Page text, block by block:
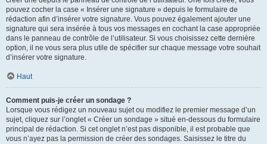
pouvez cocher la case « Insérer une signature » depuis le formulaire de
rédaction afin d’insérer votre signature. Vous pouvez également ajouter une
signature qui sera insérée à tous vos messages en cochant la case appropriée
dans le panneau de contrôle de l’utilisateur. Si vous choisissez cette dernière
option, il ne vous sera plus utile de spécifier sur chaque message votre souhait
d’insérer votre signature.
Haut
Comment puis-je créer un sondage ?
Lorsque vous rédigez un nouveau sujet ou modifiez le premier message d’un
sujet, cliquez sur l’onglet « Créer un sondage » situé en-dessous du formulaire
principal de rédaction. Si cet onglet n’est pas disponible, il est probable que
vous n’ayez pas la permission de créer des sondages. Saisissez le titre du